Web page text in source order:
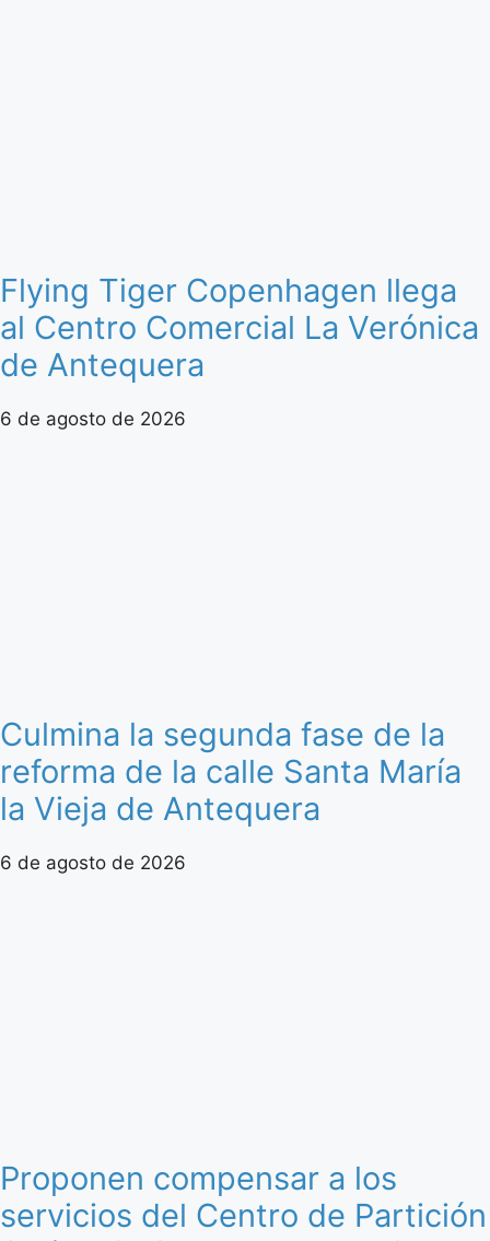
Flying Tiger Copenhagen llega
al Centro Comercial La Verónica
de Antequera
6 de agosto de 2026
Culmina la segunda fase de la
reforma de la calle Santa María
la Vieja de Antequera
6 de agosto de 2026
Proponen compensar a los
servicios del Centro de Partición